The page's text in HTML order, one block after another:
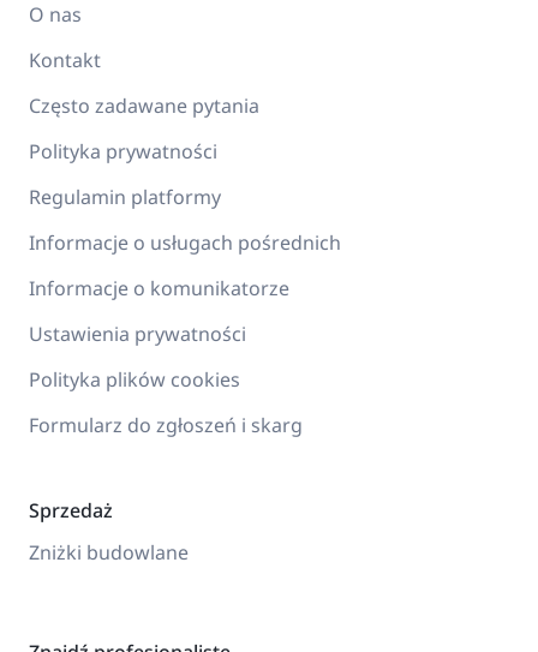
O nas
Kontakt
Często zadawane pytania
Polityka prywatności
Regulamin platformy
Informacje o usługach pośrednich
Informacje o komunikatorze
Ustawienia prywatności
Polityka plików cookies
Formularz do zgłoszeń i skarg
Sprzedaż
Zniżki budowlane